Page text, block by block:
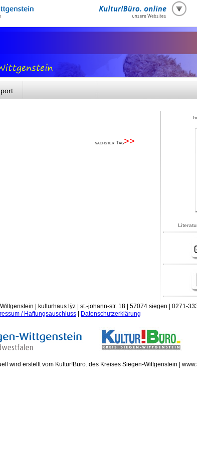
nächster Tag>>
| kulturhaus lÿz | st.-johann-str. 18 | 57074 siegen | 0271-
/ Haftungsauschluss
Datenschutzerklärung
wird erstellt vom Kultur!Büro. des Kreises Siegen-Wittgenstein |